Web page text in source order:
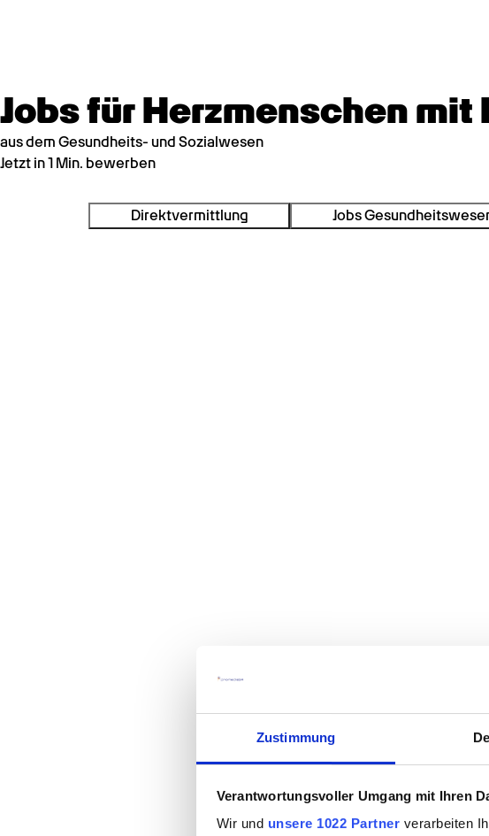
Zustimmung
Verantwortungsvoller Umgang mit Ihren
Wir und unsere 1022 Partner verarbeiten
Jobs für Herzmenschen mit
aus dem Gesundheits- und Sozialwesen
Jetzt in 1 Min. bewerben
Direktvermittlung Jobs